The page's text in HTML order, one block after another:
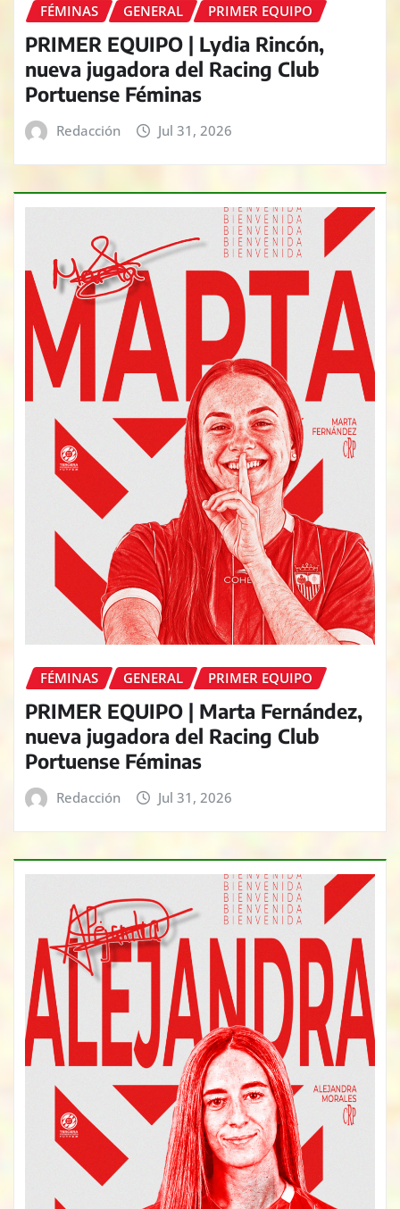
FÉMINAS GENERAL PRIMER EQUIPO
PRIMER EQUIPO | Lydia Rincón,
nueva jugadora del Racing Club
Portuense Féminas
Redacción Jul 31, 2026
FÉMINAS GENERAL PRIMER EQUIPO
PRIMER EQUIPO | Marta Fernández,
nueva jugadora del Racing Club
Portuense Féminas
Redacción Jul 31, 2026